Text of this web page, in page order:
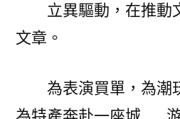
立異驅動，在推動
文章。
為表演買單，為潮